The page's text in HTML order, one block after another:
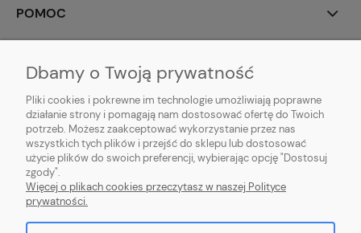
POMOC
PŁATNOŚCI I DOSTAWA
INFORMACJE
O NAS
Dbamy o Twoją prywatność
Pliki cookies i pokrewne im technologie umożliwiają poprawne
działanie strony i pomagają nam dostosować ofertę do Twoich
potrzeb. Możesz zaakceptować wykorzystanie przez nas
wszystkich tych plików i przejść do sklepu lub dostosować
użycie plików do swoich preferencji, wybierając opcję "Dostosuj
zgody".
Więcej o plikach cookies przeczytasz w naszej Polityce
prywatności.